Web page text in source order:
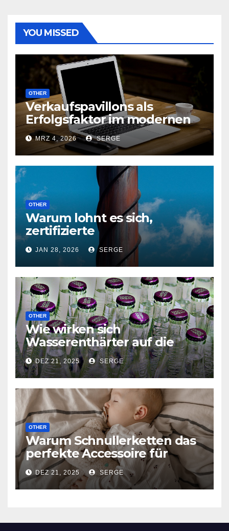
YOU MISSED
OTHER
Verkaufspavillons als
Erfolgsfaktor im modernen
Handel – Lösungen von M&W
Construction
MRZ 4, 2026 SERGE
OTHER
Warum lohnt es sich,
zertifizierte
Schornsteinsysteme eines
bewährten Herstellers zu
wählen?
JAN 28, 2026 SERGE
OTHER
Wie wirken sich
Wasserenthärter auf die
Lebensdauer Ihrer
Haushaltsgeräte aus?
DEZ 21, 2025 SERGE
OTHER
Warum Schnullerketten das
perfekte Accessoire für
Babys sind
DEZ 21, 2025 SERGE